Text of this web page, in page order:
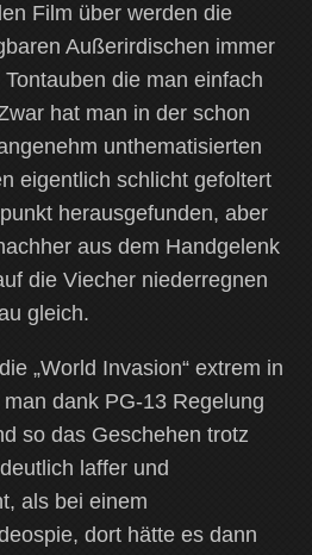
Film über werden die
Außerirdischen immer
die man einfach
hat man in der schon
unthematisierten
eigentlich schlicht gefoltert
herausgefunden, aber
aus dem Handgelenk
die Viecher niederregnen
gleich.
„World Invasion“ extrem in
dank PG-13 Regelung
so das Geschehen trotz
laffer und
als bei einem
dort hätte es dann